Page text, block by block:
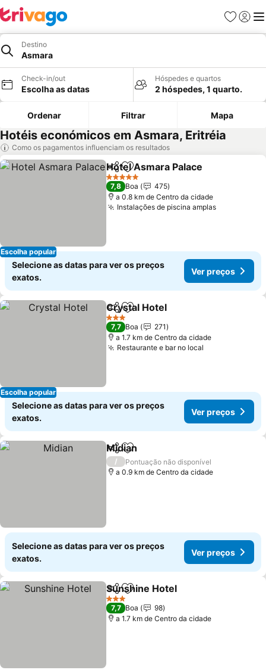
Favoritos
Iniciar
Destino
Asmara
Check-in/out
Escolha as datas
Hóspedes e quartos
2 hóspedes, 1 quarto.
Ordenar Filtrar Mapa
Hotéis económicos em Asmara, Eritréia
Como os pagamentos influenciam os resultados
Escolha popular
PartilharAdicionar aos favoritos
Hotel Asmara Palace
5 Estrelas
7,8 Boa
475
a 0.8 km de Centro da cidade
Instalações de piscina amplasVer preços
Selecione as datas para ver os preços
exatos.
Ver preços
Escolha popular
PartilharAdicionar aos favoritos
Crystal Hotel
3 Estrelas
7,7 Boa
271
a 1.7 km de Centro da cidade
Restaurante e bar no local
Selecione as datas para ver os preços
exatos.
Ver preços
PartilharAdicionar aos favoritos
Midian
/
Pontuação não disponível
a 0.9 km de Centro da cidade
Selecione as datas para ver os preços
exatos.
Ver preços
PartilharAdicionar aos favoritos
Sunshine Hotel
3 Estrelas
7,7 Boa
98
a 1.7 km de Centro da cidade